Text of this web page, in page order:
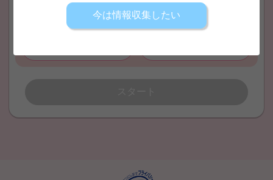
地域限定保育士
今は情報収集したい